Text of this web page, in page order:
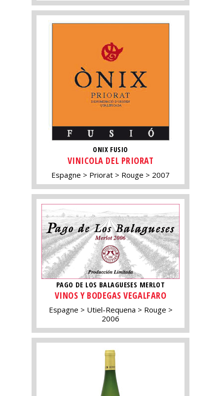
ONIX FUSIO
VINICOLA DEL PRIORAT
Espagne Priorat Rouge 2007
PAGO DE LOS BALAGUESES MERLOT
VINOS Y BODEGAS VEGALFARO
Espagne Utiel-Requena
Rouge
2006